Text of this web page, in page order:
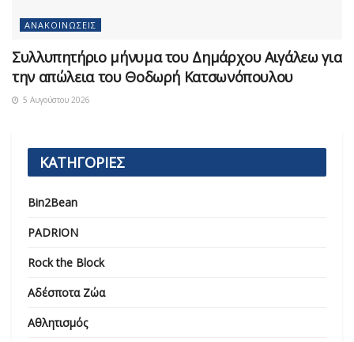
ΑΝΑΚΟΙΝΏΣΕΙΣ
Συλλυπητήριο μήνυμα του Δημάρχου Αιγάλεω για
την απώλεια του Θοδωρή Κατσωνόπουλου
5 Αυγούστου 2026
ΚΑΤΗΓΟΡΙΕΣ
Bin2Bean
PADRION
Rock the Block
Αδέσποτα Ζώα
Αθλητισμός